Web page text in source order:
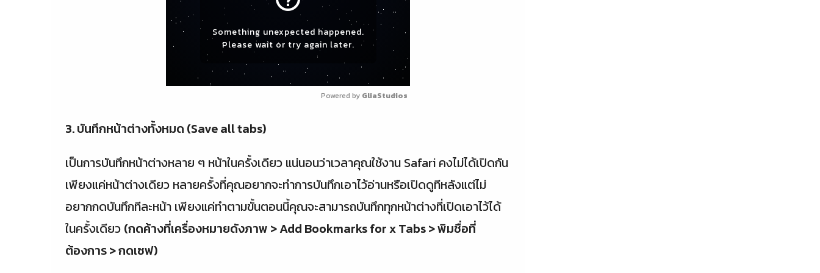
Something unexpected happened.
Please wait or try again later.
Powered by GliaStudios
3. บันทึกหน้าต่างทั้งหมด (Save all tabs)
เป็นการบันทึกหน้าต่างหลาย ๆ หน้าในครั้งเดียว แน่นอนว่าเวลาคุณใช้งาน Safari คงไม่ได้เปิดกัน
เพียงแค่หน้าต่างเดียว หลายครั้งที่คุณอยากจะทำการบันทึกเอาไว้อ่านหรือเปิดดูทีหลังแต่ไม่
อยากกดบันทึกทีละหน้า เพียงแค่ทำตามขั้นตอนนี้คุณจะสามารถบันทึกทุกหน้าต่างที่เปิดเอาไว้ได้
ในครั้งเดียว (กดค้างที่เครื่องหมายดังภาพ > Add Bookmarks for x Tabs > พิมชื่อที่
ต้องการ > กดเซฟ)